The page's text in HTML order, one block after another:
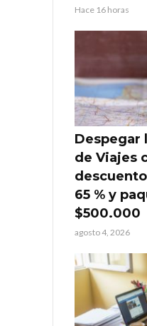
Hace 16 horas
Despegar
de Viajes
65 % y
$500.000
agosto 4, 2026